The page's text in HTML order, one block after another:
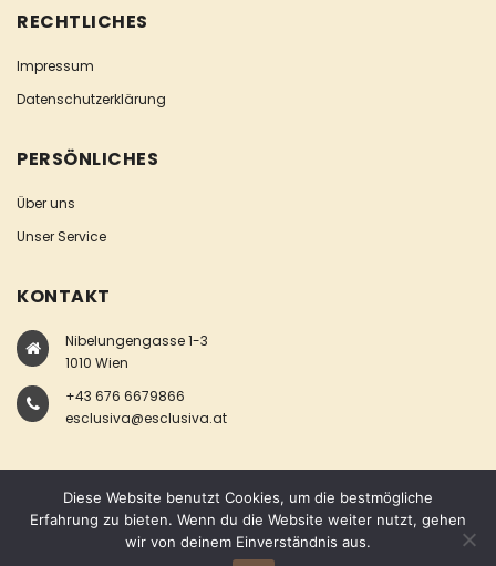
RECHTLICHES
Impressum
Datenschutzerklärung
PERSÖNLICHES
Über uns
Unser Service
KONTAKT
Nibelungengasse 1-3
1010 Wien
+43 676 6679866
esclusiva@esclusiva.at
COPYRIGHT © ESCLUSIVA
Diese Website benutzt Cookies, um die bestmögliche
Erfahrung zu bieten. Wenn du die Website weiter nutzt, gehen
wir von deinem Einverständnis aus.